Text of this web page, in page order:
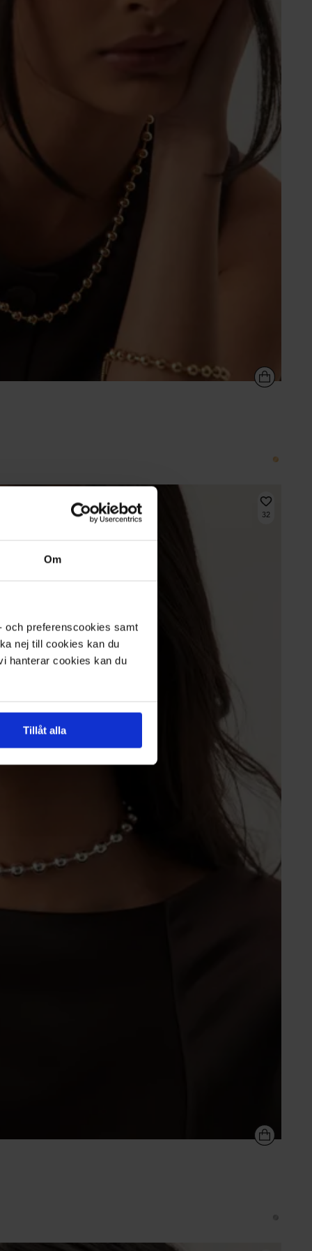
Om
och preferenscookies samt
nej till cookies kan du
hanterar cookies kan du
Tillåt alla
32